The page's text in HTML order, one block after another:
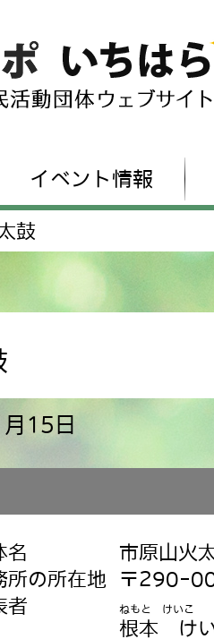
イベント情報
鼓
15日
名
市原山火
所の所在地
〒290-
者
ねもと けいこ
根本 け